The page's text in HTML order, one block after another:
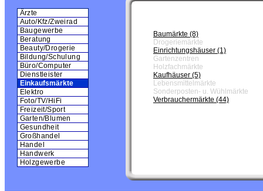
Ärzte
Auto/Kfz/Zweirad
Baugewerbe
Beratung
Beauty/Drogerie
Bildung/Schulung
Büro/Computer
Dienstleister
Einkaufsmärkte
Elektro
Foto/TV/HiFi
Freizeit/Sport
Garten/Blumen
Gesundheit
Großhandel
Handel
Handwerk
Holzgewerbe
Baumärkte (8)
Drogeriemärkte
Einrichtungshäuser (1)
Gartenzentren
Holzfachmärkte
Kaufhäuser (5)
Lebensmittelmärkte
Sonderposten- u. Wühlmärkte
Verbrauchermärkte (44)